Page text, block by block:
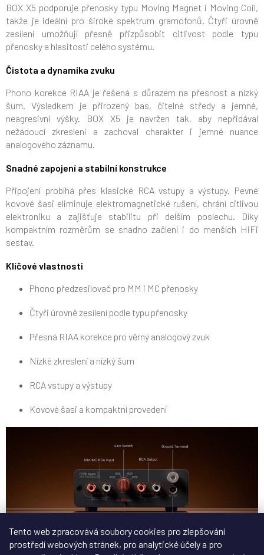
Tento web zpracovává soubory cookies pro zlepšování
prostředí webových stránek, pro analytické účely a pro
BOX X5 podporuje přenosky typu Moving Magnet i Moving Coil,
takže je ideální pro široké spektrum gramofonů. Čtyři úrovně
zesílení umožňují přesně přizpůsobit citlivost podle typu
přenosky a hlasitosti celého systému.
Čistota a dynamika zvuku
Phono korekce RIAA je řešená s důrazem na přesnost a nízký
šum. Výsledkem je přirozený bas, čitelné středy a jemné,
neagresivní výšky. BOX X5 je navržen tak, aby nepřidával
nežádoucí zkreslení a zachoval charakter i jemné nuance
analogového záznamu.
Snadné zapojení a stabilní konstrukce
Připojení probíhá přes klasické RCA vstupy a výstupy. Pevné
kovové šasi eliminuje elektromagnetické rušení, chrání citlivou
elektroniku a zajišťuje stabilitu při delším poslechu. Díky
kompaktním rozměrům se snadno začlení i do menších HiFi
sestav.
Klíčové vlastnosti
Phono předzesilovač pro MM i MC přenosky
Čtyři úrovně zesílení podle typu přenosky
Přesná RIAA korekce pro věrný analogový zvuk
Nízké zkreslení a nízký šum
RCA vstupy a výstupy
Kovové šasi a kompaktní provedení
Pro koho je BOX X5 ideální